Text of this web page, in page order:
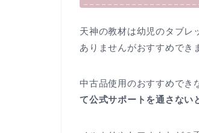
天神の教材は幼児のタブレ
ありませんがおすすめでき
中古品使用のおすすめでき
て公式サポートを通さない